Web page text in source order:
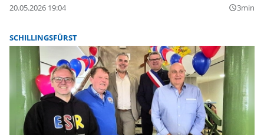
20.05.2026 19:04 query_builder3min
SCHILLINGSFÜRST